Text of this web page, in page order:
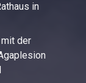
in
der